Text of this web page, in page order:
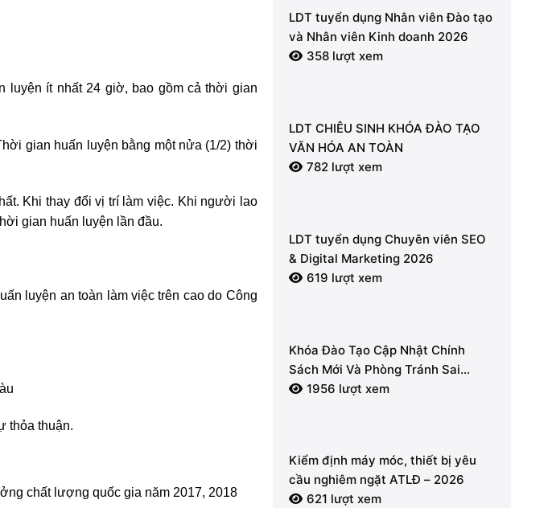
ít nhất 24 giờ, bao gồm cả thời gian
gian huấn luyện bằng một nửa (1/2) thời
Khi thay đổi vị trí làm việc. Khi người lao
gian huấn luyện lần đầu.
luyện an toàn làm việc trên cao do Công
thỏa thuận.
chất lượng quốc gia năm 2017, 2018
LDT tuyển dụng Nhân viên Đào tạo
và Nhân viên Kinh doanh 2026
358 lượt xem
LDT CHIÊU SINH KHÓA ĐÀO TẠO
VĂN HÓA AN TOÀN
782 lượt xem
LDT tuyển dụng Chuyên viên SEO
& Digital Marketing 2026
619 lượt xem
Khóa Đào Tạo Cập Nhật Chính
Sách Mới Và Phòng Tránh Sai
Phạm Về Hóa Đơn Điện Tử, Thuế
1956 lượt xem
Kiểm định máy móc, thiết bị yêu
cầu nghiêm ngặt ATLĐ – 2026
621 lượt xem